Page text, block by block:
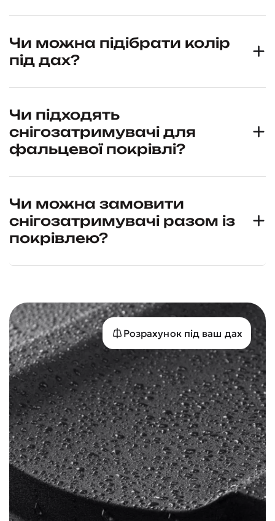
Чи можна підібрати колір
під дах?
Чи підходять
снігозатримувачі для
фальцевої покрівлі?
Чи можна замовити
снігозатримувачі разом із
покрівлею?
Розрахунок під ваш дах